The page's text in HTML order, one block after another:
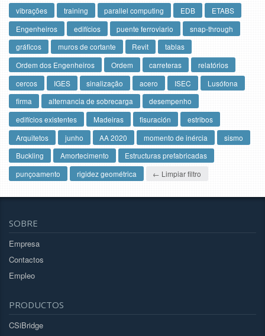
vibrações
training parallel computing EDB
ETABS
Engenheiros
edifícios puente ferroviario
snap-through
gráficos
muros de cortante Revit
tablas
Ordem dos Engenheiros
Ordem carreteras
relatórios
cercos
IGES sinalização acero ISEC
Lusófona
firma
alternancia de sobrecarga
desempenho
edifícios existentes
Madeiras fisuración
estribos
Arquitetos
junho AA 2020 momento de inércia
sismo
Buckling
Amortecimento
Estructuras prefabricadas
punçoamento
rigidez geométrica ← Limpiar filtro
SOBRE
Empresa
Contactos
Empleo
PRODUCTOS
CSiBridge